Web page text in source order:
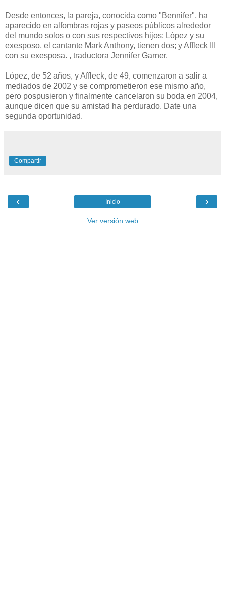
Desde entonces, la pareja, conocida como "Bennifer", ha
aparecido en alfombras rojas y paseos públicos alrededor
del mundo solos o con sus respectivos hijos: López y su
exesposo, el cantante Mark Anthony, tienen dos; y Affleck III
con su exesposa. , traductora Jennifer Garner.
López, de 52 años, y Affleck, de 49, comenzaron a salir a
mediados de 2002 y se comprometieron ese mismo año,
pero pospusieron y finalmente cancelaron su boda en 2004,
aunque dicen que su amistad ha perdurado. Date una
segunda oportunidad.
Compartir
‹ ›
Inicio
Ver versión web